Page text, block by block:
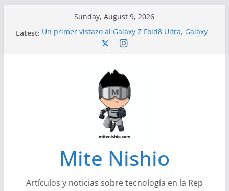
Sunday, August 9, 2026
Latest: Un primer vistazo al Galaxy Z Fold8 Ultra, Galaxy
Z Fold8 y Galaxy Z Flip8
Conferencistas analizarán los desafíos que
redefinen el futuro de las finanzas y la economía
Segunda edición de Marketing Unplugged
impulsa el marketing con propósito
Alerta sobre nueva campaña de ciberataques
que afecta a organizaciones de América Latina
Mite Nishio
Artículos y noticias sobre tecnología en la Rep